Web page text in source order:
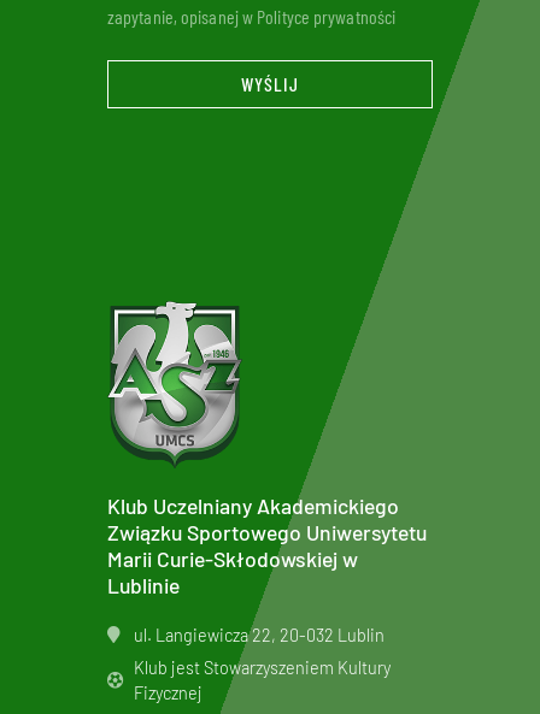
zapytanie, opisanej w Polityce prywatności
WYŚLIJ
Klub Uczelniany Akademickiego
Związku Sportowego Uniwersytetu
Marii Curie-Skłodowskiej w
Lublinie
ul. Langiewicza 22, 20-032 Lublin
Klub jest Stowarzyszeniem Kultury
Fizycznej